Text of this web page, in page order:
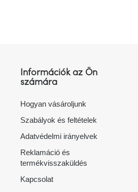
Információk az Ön
számára
Hogyan vásároljunk
Szabályok és feltételek
Adatvédelmi irányelvek
Reklamáció és
termékvisszaküldés
Kapcsolat